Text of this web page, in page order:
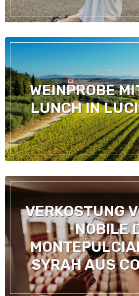
WEINPROBE
LUNCH IN
VERKOSTUNG
NOBILE
SYRAH AUS